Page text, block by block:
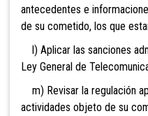
antecedentes e
de su cometido, los que
l) Aplicar las sanciones
Ley General de
m) Revisar la regulación
actividades objeto de su